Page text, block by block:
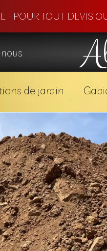
- POUR TOUT
de jardin